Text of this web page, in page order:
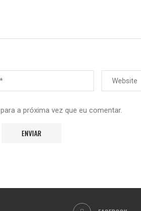
a próxima vez que eu comentar.